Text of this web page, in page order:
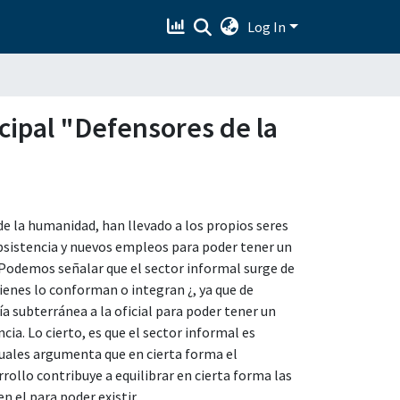
Log In
"Defensores de la
la humanidad, han llevado a los propios seres
y nuevos empleos para poder tener un
señalar que el sector informal surge de
lo conforman o integran ¿, ya que de
subterránea a la oficial para poder tener un
Lo cierto, es que el sector informal es
argumenta que en cierta forma el
contribuye a equilibrar en cierta forma las
el para poder existir.